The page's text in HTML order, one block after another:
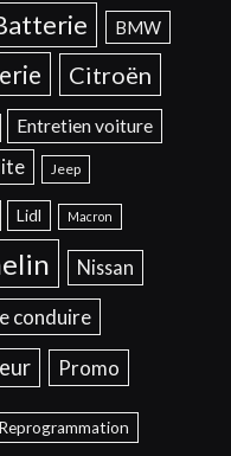
BMW
Citroën
Entretien voiture
Jeep
Lidl Macron
Nissan
conduire
Promo
Reprogrammation